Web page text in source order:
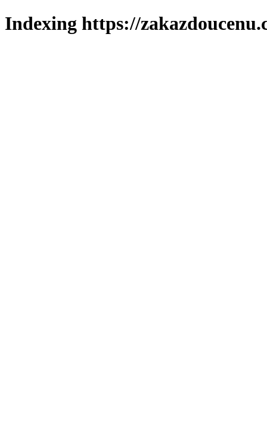
Indexing https://